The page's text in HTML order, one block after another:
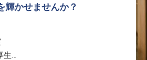
メントスタッフとして、接客
会が豊富です。
度も充実。
身ともに健康で働ける環境を整
輝かせませんか？
生